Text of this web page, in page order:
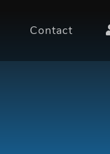
Contact